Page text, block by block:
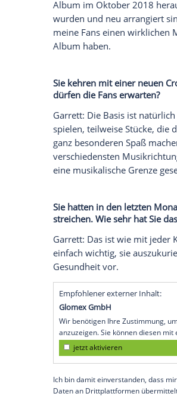
Frauenschwarm
"Die besten Sachen
(37, "Rock
getroffen und mit
Eitelkeiten
Was unterscheidet
David Garrett: Zum
Album im Oktober
wurden und neu
meine Fans einen
Album haben.
Sie kehren mit einer
Garrett: Die Basis ist
spielen, teilweise
ganz besonderen
verschiedensten